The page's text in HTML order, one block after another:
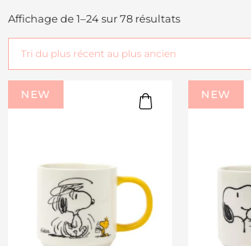
Affichage de 1–24 sur 78 résultats
NEW NEW